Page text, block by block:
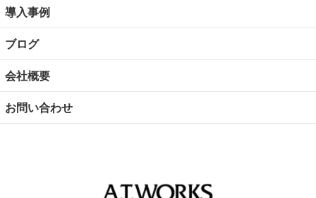
導入事例
ブログ
会社概要
お問い合わせ